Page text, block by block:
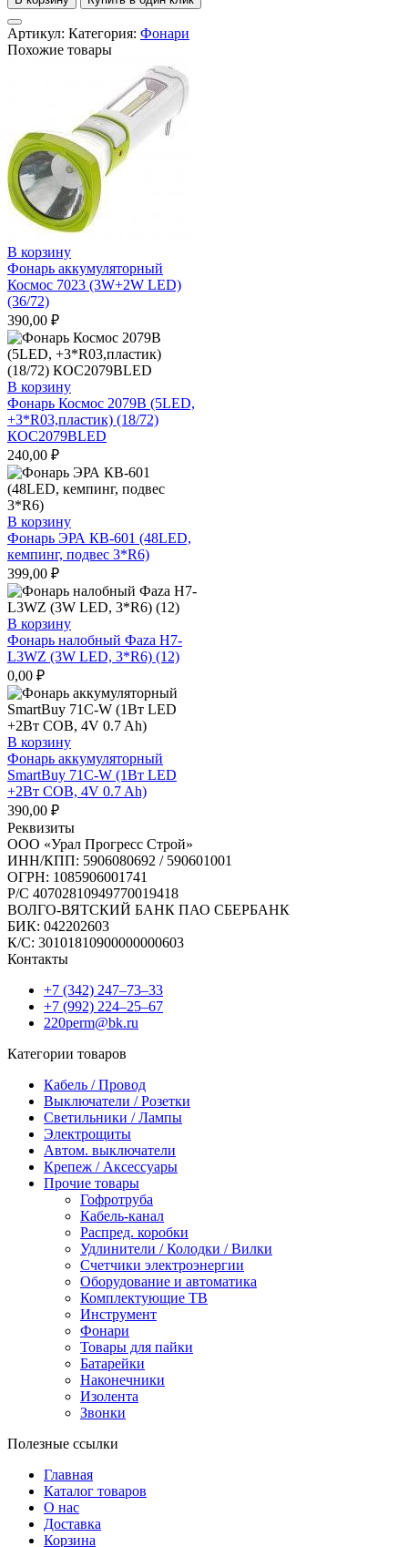
Фонарь
Energizer
Plastic
Light
Е300668800
Артикул: Категория: Фонари
Похожие товары
В корзину
Фонарь аккумуляторный
Космос 7023 (3W+2W LED)
(36/72)
390,00 ₽
В корзину
Фонарь Космос 2079В (5LED,
+3*R03,пластик) (18/72)
КОС2079BLED
240,00 ₽
В корзину
Фонарь ЭРА КВ-601 (48LED,
кемпинг, подвес 3*R6)
399,00 ₽
В корзину
Фонарь налобный Фаza H7-
L3WZ (3W LED, 3*R6) (12)
0,00 ₽
В корзину
Фонарь аккумуляторный
SmartBuy 71C-W (1Вт LED
+2Вт COB, 4V 0.7 Ah)
390,00 ₽
Реквизиты
ООО «Урал Прогресс Строй»
ИНН/КПП: 5906080692 / 590601001
ОГРН: 1085906001741
Р/C 40702810949770019418
ВОЛГО-ВЯТСКИЙ БАНК ПАО СБЕРБАНК
БИК: 042202603
К/С: 30101810900000000603
Контакты
+7 (342) 247‒73‒33
+7 (992) 224‒25‒67
220perm@bk.ru
Категории товаров
Кабель / Провод
Выключатели / Розетки
Светильники / Лампы
Электрощиты
Автом. выключатели
Крепеж / Аксессуары
Прочие товары
Гофротруба
Кабель-канал
Распред. коробки
Удлинители / Колодки / Вилки
Счетчики электроэнергии
Оборудование и автоматика
Комплектующие ТВ
Инструмент
Фонари
Товары для пайки
Батарейки
Наконечники
Изолента
Звонки
Полезные ссылки
Главная
Каталог товаров
О нас
Доставка
Корзина